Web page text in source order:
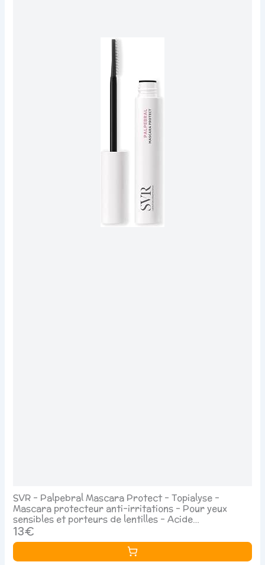
SVR – Palpebral Mascara Protect – Topialyse –
Mascara protecteur anti-irritations – Pour yeux
sensibles et porteurs de lentilles – Acide
hyaluronique, huile de jojoba, pigments noirs végétaux
– 9 ml
13€